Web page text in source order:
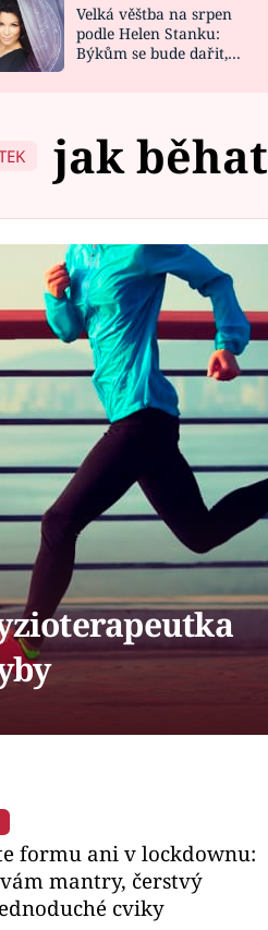
Velká věštba na srpen
podle Helen Stanku:
Býkům se bude dařit,
jak běhat
formu ani v lockdownu:
mantry, čerstvý
cviky